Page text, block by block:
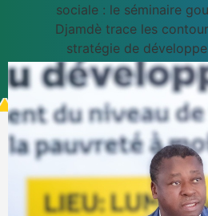
sociale : le séminaire
Djamdè trace les
stratégie de